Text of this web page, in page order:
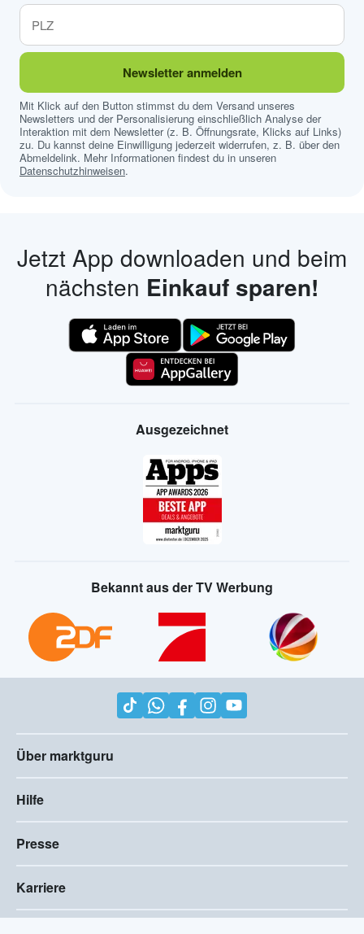
Newsletter anmelden
Mit Klick auf den Button stimmst du dem Versand unseres
Newsletters und der Personalisierung einschließlich Analyse der
Interaktion mit dem Newsletter (z. B. Öffnungsrate, Klicks auf Links)
zu. Du kannst deine Einwilligung jederzeit widerrufen, z. B. über den
Abmeldelink. Mehr Informationen findest du in unseren
Datenschutzhinweisen.
Jetzt App downloaden und beim
nächsten Einkauf sparen!
Ausgezeichnet
Bekannt aus der TV Werbung
Über marktguru
Hilfe
Presse
Karriere